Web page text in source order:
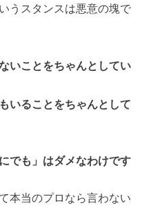
うスタンスは悪意の塊で
いことをちゃんとしてい
いることをちゃんとして
でも」はダメなわけです
本当のプロなら言わない